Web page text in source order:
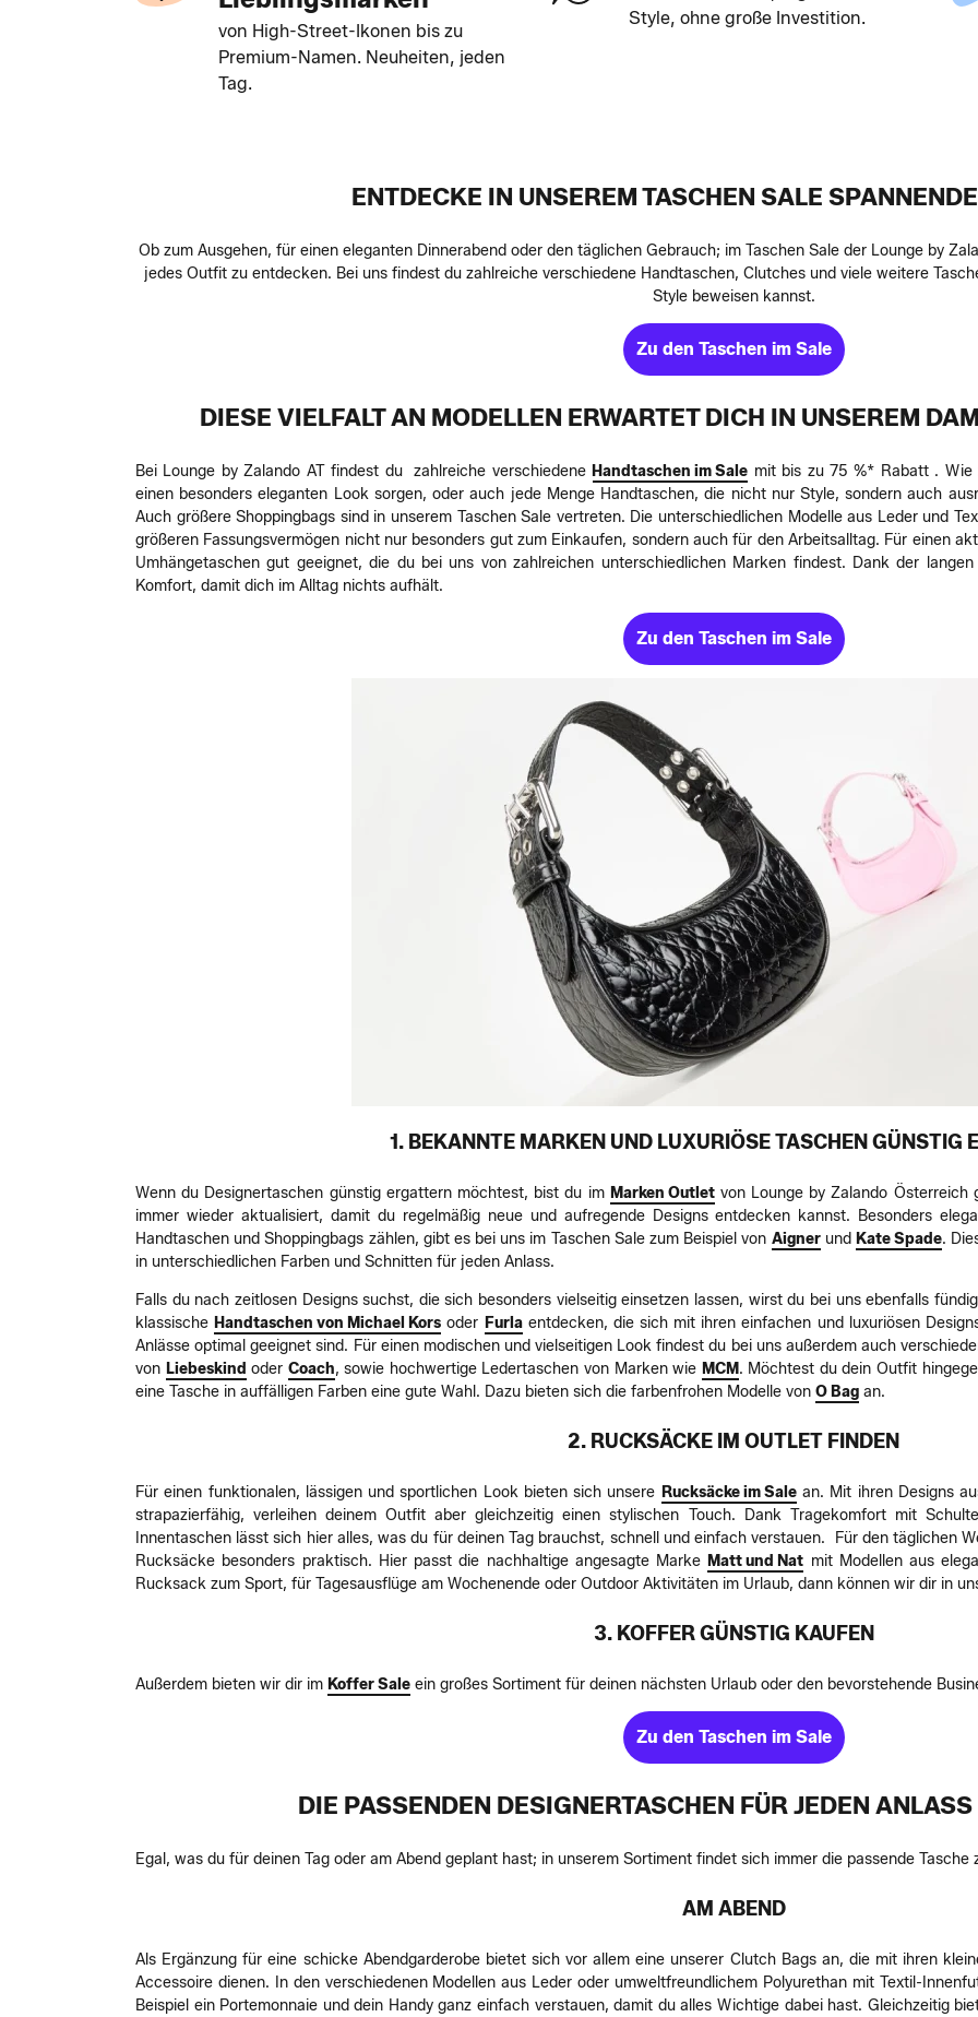
von High-Street-Ikonen bis zu
Premium-Namen. Neuheiten, jeden
Tag.
Style, ohne große Investition.
ENTDECKE IN UNSEREM TASCHEN SALE
Ob zum Ausgehen, für einen eleganten Dinnerabend oder den täglichen Gebrauch; im Taschen Sale der Lounge by
jedes Outfit zu entdecken. Bei uns findest du zahlreiche verschiedene Handtaschen, Clutches und viele weitere
Style beweisen kannst.
Zu den Taschen im Sale
DIESE VIELFALT AN MODELLEN ERWARTET DICH IN UNSEREM
Bei Lounge by Zalando AT findest du zahlreiche verschiedene Handtaschen im Sale mit bis zu 75 %* Rabatt . Wie
einen besonders eleganten Look sorgen, oder auch jede Menge Handtaschen, die nicht nur Style, sondern auch
Auch größere Shoppingbags sind in unserem Taschen Sale vertreten. Die unterschiedlichen Modelle aus Leder und
größeren Fassungsvermögen nicht nur besonders gut zum Einkaufen, sondern auch für den Arbeitsalltag. Für einen
Umhängetaschen gut geeignet, die du bei uns von zahlreichen unterschiedlichen Marken findest. Dank der
Komfort, damit dich im Alltag nichts aufhält.
Zu den Taschen im Sale
1. BEKANNTE MARKEN UND LUXURIÖSE TASCHEN GÜNSTIG
Wenn du Designertaschen günstig ergattern möchtest, bist du im Marken Outletvon Lounge by Zalando Österreich
immer wieder aktualisiert, damit du regelmäßig neue und aufregende Designs entdecken kannst. Besonders
Handtaschen und Shoppingbags zählen, gibt es bei uns im Taschen Sale zum Beispiel von Aignerund Kate Spade.
in unterschiedlichen Farben und Schnitten für jeden Anlass.
Falls du nach zeitlosen Designs suchst, die sich besonders vielseitig einsetzen lassen, wirst du bei uns ebenfalls
klassische Handtaschen von Michael Kors oder Furlaentdecken, die sich mit ihren einfachen und luxuriösen
Anlässe optimal geeignet sind. Für einen modischen und vielseitigen Look findest du bei uns außerdem auch
von Liebeskind oder Coach, sowie hochwertige Ledertaschen von Marken wie MCM . Möchtest du dein Outfit
eine Tasche in auffälligen Farben eine gute Wahl. Dazu bieten sich die farbenfrohen Modelle von O Bag an.
2. RUCKSÄCKE IM OUTLET FINDEN
Für einen funktionalen, lässigen und sportlichen Look bieten sich unsere Rucksäcke im Salean. Mit ihren Designs
strapazierfähig, verleihen deinem Outfit aber gleichzeitig einen stylischen Touch. Dank Tragekomfort mit
Innentaschen lässt sich hier alles, was du für deinen Tag brauchst, schnell und einfach verstauen. Für den täglichen
Rucksäcke besonders praktisch. Hier passt die nachhaltige angesagte Marke Matt und Nat mit Modellen aus
Rucksack zum Sport, für Tagesausflüge am Wochenende oder Outdoor Aktivitäten im Urlaub, dann können wir dir in
3. KOFFER GÜNSTIG KAUFEN
Außerdem bieten wir dir im Koffer Sale ein großes Sortiment für deinen nächsten Urlaub oder den bevorstehende
Zu den Taschen im Sale
DIE PASSENDEN DESIGNERTASCHEN FÜR JEDEN
Egal, was du für deinen Tag oder am Abend geplant hast; in unserem Sortiment findet sich immer die passende Tasche
AM ABEND
Als Ergänzung für eine schicke Abendgarderobe bietet sich vor allem eine unserer Clutch Bags an, die mit ihren
Accessoire dienen. In den verschiedenen Modellen aus Leder oder umweltfreundlichem Polyurethan mit Textil-
Beispiel ein Portemonnaie und dein Handy ganz einfach verstauen, damit du alles Wichtige dabei hast. Gleichzeitig